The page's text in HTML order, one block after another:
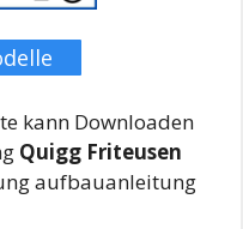
kann Downloaden
Quigg Friteusen
aufbauanleitung